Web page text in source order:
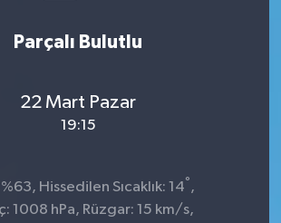
Parçalı Bulutlu
22 Mart Pazar
19:15
Hissedilen Sıcaklık: 14° ,
1008 hPa, Rüzgar: 15 km/s,